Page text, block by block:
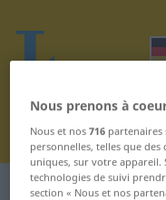
Dictionnaire
Nous prenons à
Nous et nos716 partenaires
personnelles, telles que
uniques, sur votre appareil.
technologies de suivi
section « Nous et nos